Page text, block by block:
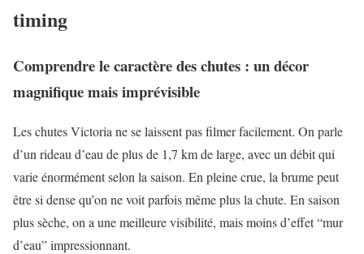
timing
Comprendre le caractère des chutes : un décor
magnifique mais imprévisible
Les chutes Victoria ne se laissent pas filmer facilement. On parle
d’un rideau d’eau de plus de 1,7 km de large, avec un débit qui
varie énormément selon la saison. En pleine crue, la brume peut
être si dense qu’on ne voit parfois même plus la chute. En saison
plus sèche, on a une meilleure visibilité, mais moins d’effet “mur
d’eau” impressionnant.